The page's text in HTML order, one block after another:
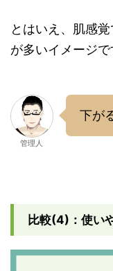
とはいえ、肌感
が多いイメージで
管理人
下が
比較(4)：使い